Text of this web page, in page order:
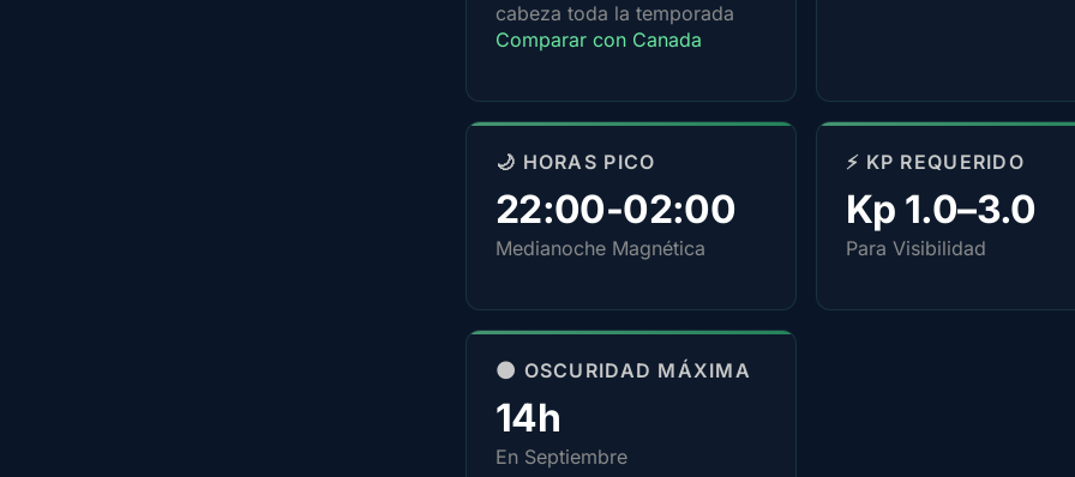
cabeza toda la temporada
Comparar con Canada
🌙 HORAS PICO
22:00-02:00
Medianoche Magnética
⚡ KP REQUERIDO
Kp 1.0–3.0
Para Visibilidad
🌑 OSCURIDAD MÁXIMA
14h
En Septiembre